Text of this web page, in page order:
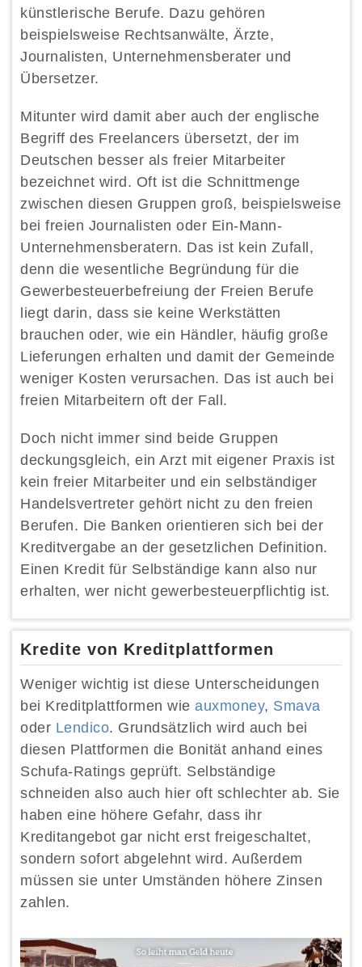
künstlerische Berufe. Dazu gehören
beispielsweise Rechtsanwälte, Ärzte,
Journalisten, Unternehmensberater und
Übersetzer.
Mitunter wird damit aber auch der englische
Begriff des Freelancers übersetzt, der im
Deutschen besser als freier Mitarbeiter
bezeichnet wird. Oft ist die Schnittmenge
zwischen diesen Gruppen groß, beispielsweise
bei freien Journalisten oder Ein-Mann-
Unternehmensberatern. Das ist kein Zufall,
denn die wesentliche Begründung für die
Gewerbesteuerbefreiung der Freien Berufe
liegt darin, dass sie keine Werkstätten
brauchen oder, wie ein Händler, häufig große
Lieferungen erhalten und damit der Gemeinde
weniger Kosten verursachen. Das ist auch bei
freien Mitarbeitern oft der Fall.
Doch nicht immer sind beide Gruppen
deckungsgleich, ein Arzt mit eigener Praxis ist
kein freier Mitarbeiter und ein selbständiger
Handelsvertreter gehört nicht zu den freien
Berufen. Die Banken orientieren sich bei der
Kreditvergabe an der gesetzlichen Definition.
Einen Kredit für Selbständige kann also nur
erhalten, wer nicht gewerbesteuerpflichtig ist.
Kredite von Kreditplattformen
Weniger wichtig ist diese Unterscheidungen
bei Kreditplattformen wie auxmoney, Smava
oder Lendico. Grundsätzlich wird auch bei
diesen Plattformen die Bonität anhand eines
Schufa-Ratings geprüft. Selbständige
schneiden also auch hier oft schlechter ab. Sie
haben eine höhere Gefahr, dass ihr
Kreditangebot gar nicht erst freigeschaltet,
sondern sofort abgelehnt wird. Außerdem
müssen sie unter Umständen höhere Zinsen
zahlen.